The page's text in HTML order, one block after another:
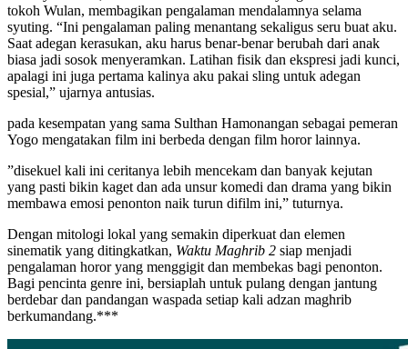
tokoh Wulan, membagikan pengalaman mendalamnya selama
syuting. “Ini pengalaman paling menantang sekaligus seru buat aku.
Saat adegan kerasukan, aku harus benar-benar berubah dari anak
biasa jadi sosok menyeramkan. Latihan fisik dan ekspresi jadi kunci,
apalagi ini juga pertama kalinya aku pakai sling untuk adegan
spesial,” ujarnya antusias.
pada kesempatan yang sama Sulthan Hamonangan sebagai pemeran
Yogo mengatakan film ini berbeda dengan film horor lainnya.
”disekuel kali ini ceritanya lebih mencekam dan banyak kejutan
yang pasti bikin kaget dan ada unsur komedi dan drama yang bikin
membawa emosi penonton naik turun difilm ini,” tuturnya.
Dengan mitologi lokal yang semakin diperkuat dan elemen
sinematik yang ditingkatkan, Waktu Maghrib 2 siap menjadi
pengalaman horor yang menggigit dan membekas bagi penonton.
Bagi pencinta genre ini, bersiaplah untuk pulang dengan jantung
berdebar dan pandangan waspada setiap kali adzan maghrib
berkumandang.***